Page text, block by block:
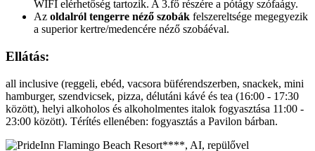
WIFI elérhetőség tartozik. A 3.fő részére a pótágy szófaágy.
Az oldalról tengerre néző szobák felszereltsége megegyezik
a superior kertre/medencére néző szobáéval.
Ellátás:
all inclusive (reggeli, ebéd, vacsora büférendszerben, snackek, mini
hamburger, szendvicsek, pizza, délutáni kávé és tea (16:00 - 17:30
között), helyi alkoholos és alkoholmentes italok fogyasztása 11:00 -
23:00 között). Térítés ellenében: fogyasztás a Pavilon bárban.